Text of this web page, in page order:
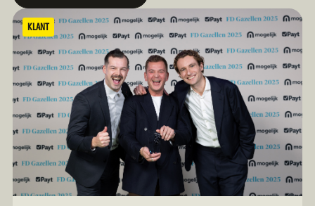
KLANT